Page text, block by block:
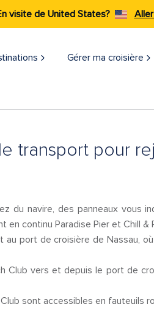
visite de United States?
Gérer ma croisière
transport pour
du navire, des panneaux
en continu Paradise Pier et Chill
au port de croisière de Nassau,
Club vers et depuis le port de
sont accessibles en